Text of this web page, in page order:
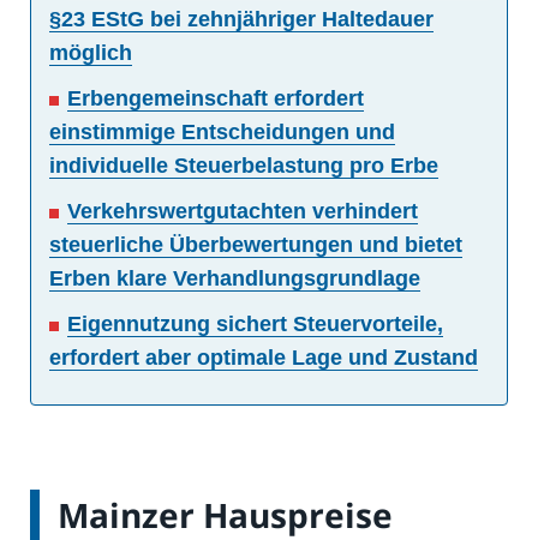
§23 EStG bei zehnjähriger Haltedauer
möglich
Erbengemeinschaft erfordert
einstimmige Entscheidungen und
individuelle Steuerbelastung pro Erbe
Verkehrswertgutachten verhindert
steuerliche Überbewertungen und bietet
Erben klare Verhandlungsgrundlage
Eigennutzung sichert Steuervorteile,
erfordert aber optimale Lage und Zustand
Mainzer Hauspreise